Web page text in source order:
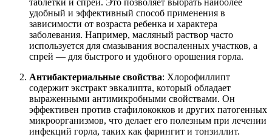
удобный и эффективный способ применения в
зависимости от возраста ребенка и характера
заболевания. Например, масляный раствор часто
используется для смазывания воспаленных участков, а
спрей — для быстрого и удобного орошения горла.
Антибактериальные свойства: Хлорофиллипт
содержит экстракт эвкалипта, который обладает
выраженными антимикробными свойствами. Он
эффективен против стафилококков и других патогенных
микроорганизмов, что делает его полезным при лечении
инфекций горла, таких как фарингит и тонзиллит.